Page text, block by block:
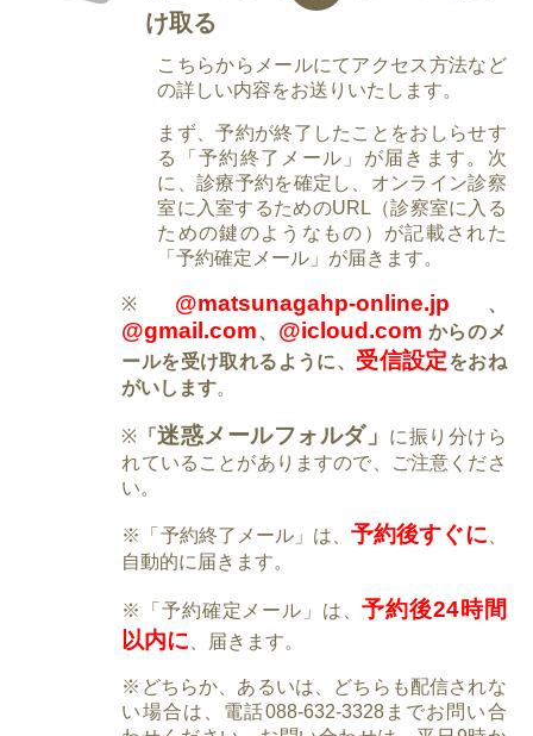
け取る
こちらからメールにてアクセス方法など
の詳しい内容をお送りいたします。
まず、予約が終了したことをおしらせす
る「予約終了メール」が届きます。次
に、診療予約を確定し、オンライン診察
室に入室するためのURL（診察室に入る
ための鍵のようなもの）が記載された
「予約確定メール」が届きます。
※ @matsunagahp-online.jp 、
@gmail.com、 @icloud.com からのメ
ールを受け取れるように、 受信設定をおね
がいします。
※ 「迷惑メールフォルダ」
に振り分けら
れていることがありますので、ご注意くださ
い。
※「予約終了メール」は、予約後すぐに
自動的に届きます。
※「予約確定メール」は、予約後24時間
以内に 、届きます。
※どちらか、あるいは、どちらも配信されな
い場合は、電話088-632-3328までお問い合